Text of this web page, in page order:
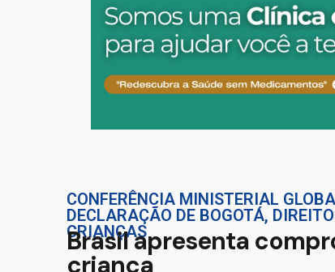
CONFERÊNCIA MINISTERIAL
DECLARAÇÃO DE BOGOTÁ,
CRIANÇAS
Brasil apresenta
criança